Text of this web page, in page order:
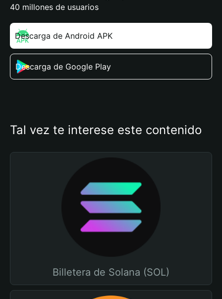
40 millones de usuarios
Descarga de Android APK
Descarga de Google Play
Tal vez te interese este contenido
Billetera de Solana (SOL)